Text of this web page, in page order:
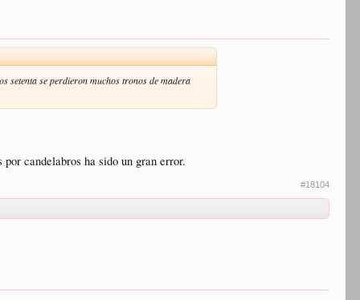
setenta se perdieron muchos tronos de madera
candelabros ha sido un gran error.
#18104